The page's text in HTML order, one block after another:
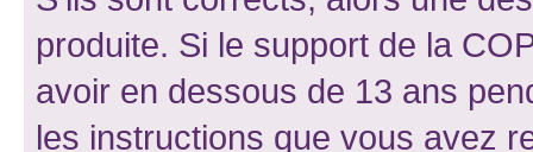
produite. Si le support de la
avoir en dessous de 13 ans
les instructions que vous avez